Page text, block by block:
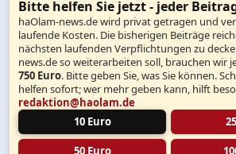
Bitte helfen Sie jetzt - jeder
haOlam-news.de wird privat getragen und
laufende Kosten. Die bisherigen Beiträge
nächsten laufenden Verpflichtungen zu
news.de so weiterarbeiten soll, brauchen wir
750 Euro. Bitte geben Sie, was Sie können.
helfen sofort; wer mehr geben kann, hilft
redaktion@haolam.de
10 Euro
50 Euro